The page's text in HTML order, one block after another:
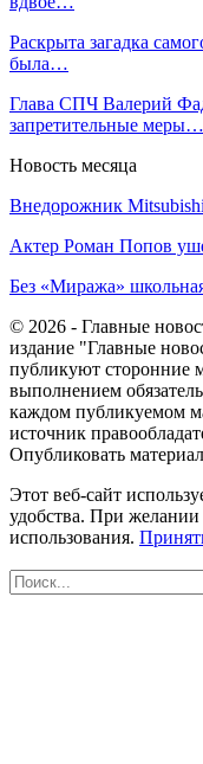
Раскрыта загадка
была…
Глава СПЧ Валерий
запретительные меры…
Новость месяца
Внедорожник
Актер Роман Попов
Без «Миража»
© 2026 - Главные
издание "Главные
публикуют сторонние
выполнением
каждом публикуемом
источник
Опубликовать
Этот веб-сайт
удобства. При желании
использования.